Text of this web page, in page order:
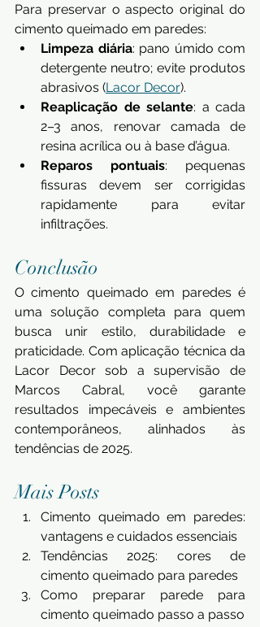
Para preservar o aspecto original do
cimento queimado em paredes:
Limpeza diária: pano úmido com
detergente neutro; evite produtos
abrasivos (Lacor Decor).
Reaplicação de selante: a cada
2–3 anos, renovar camada de
resina acrílica ou à base d’água.
Reparos pontuais: pequenas
fissuras devem ser corrigidas
rapidamente para evitar
infiltrações.
Conclusão
O cimento queimado em paredes é
uma solução completa para quem
busca unir estilo, durabilidade e
praticidade. Com aplicação técnica da
Lacor Decor sob a supervisão de
Marcos Cabral, você garante
resultados impecáveis e ambientes
contemporâneos, alinhados às
tendências de 2025.
Mais Posts
Cimento queimado em paredes:
vantagens e cuidados essenciais
Tendências 2025: cores de
cimento queimado para paredes
Como preparar parede para
cimento queimado passo a passo